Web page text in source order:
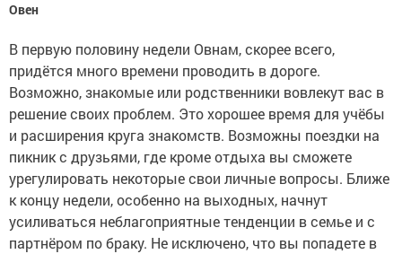
Овен
В первую половину недели Овнам, скорее всего,
придётся много времени проводить в дороге.
Возможно, знакомые или родственники вовлекут вас в
решение своих проблем. Это хорошее время для учёбы
и расширения круга знакомств. Возможны поездки на
пикник с друзьями, где кроме отдыха вы сможете
урегулировать некоторые свои личные вопросы. Ближе
к концу недели, особенно на выходных, начнут
усиливаться неблагоприятные тенденции в семье и с
партнёром по браку. Не исключено, что вы попадете в